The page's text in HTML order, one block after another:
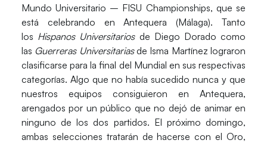
Mundo Universitario – FISU Championships, que se
está celebrando enAntequera (Málaga). Tanto
los Hispanos Universitarios de Diego Dorado como
las Guerreras Universitarias de Isma Martínez lograron
clasificarse para la final del Mundial en sus respectivas
categorías. Algo que no había sucedido nunca y que
nuestros equipos consiguieron enAntequera,
arengados por un público que no dejó de animar en
ninguno de los dos partidos. El próximo domingo,
ambas selecciones tratarán de hacerse con elOro,